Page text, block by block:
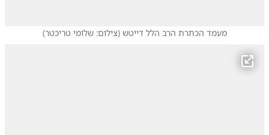
מעמד הכתרת הרב הלל דייטש (צילום: שלומי טריכטר)